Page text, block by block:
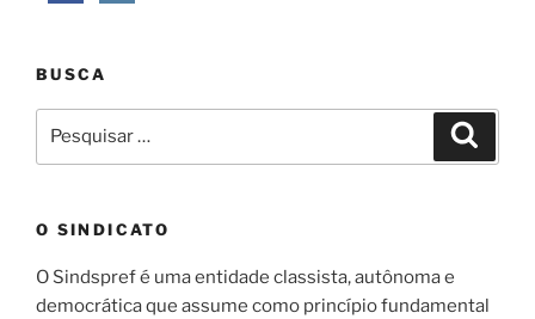
BUSCA
por:
O SINDICATO
O Sindspref é uma entidade classista, autônoma e
democrática que assume como princípio fundamental